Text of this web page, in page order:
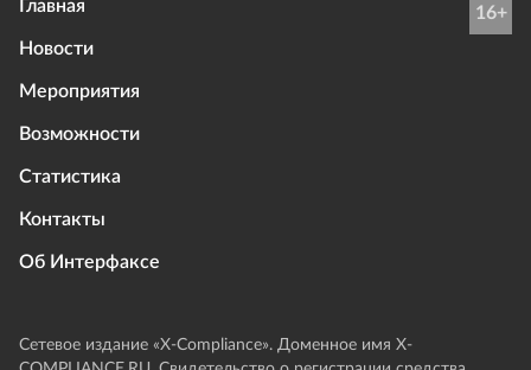
Главная
Новости
Мероприятия
Возможности
Статистика
Контакты
Об Интерфаксе
16+
Сетевое издание «Х-Compliance». Доменное имя X-